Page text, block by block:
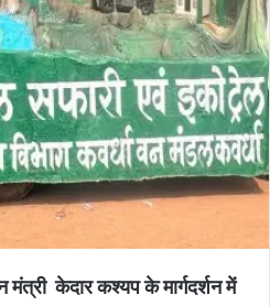
मंत्री केदार कश्यप के मार्गदर्शन में